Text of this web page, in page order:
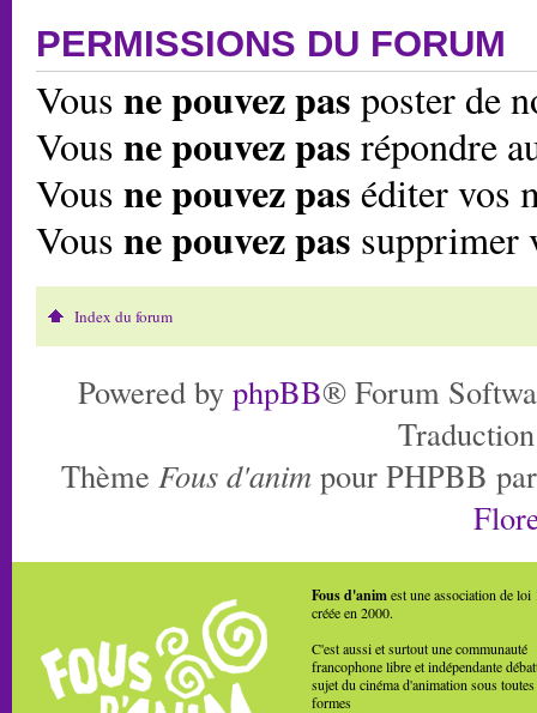
PERMISSIONS DU FORUM
Vous ne pouvez pas poster de
Vous ne pouvez pas répondre
Vous ne pouvez pas éditer vos
Vous ne pouvez pas supprimer
Index du forum
Powered by phpBB® Forum
Thème Fous d'anim pour PHPBB
Fous d'animest une association de loi
créée en 2000.
C'est aussi et surtout une communauté
francophone libre et indépendante
sujet du cinéma d'animation sous toutes
formes